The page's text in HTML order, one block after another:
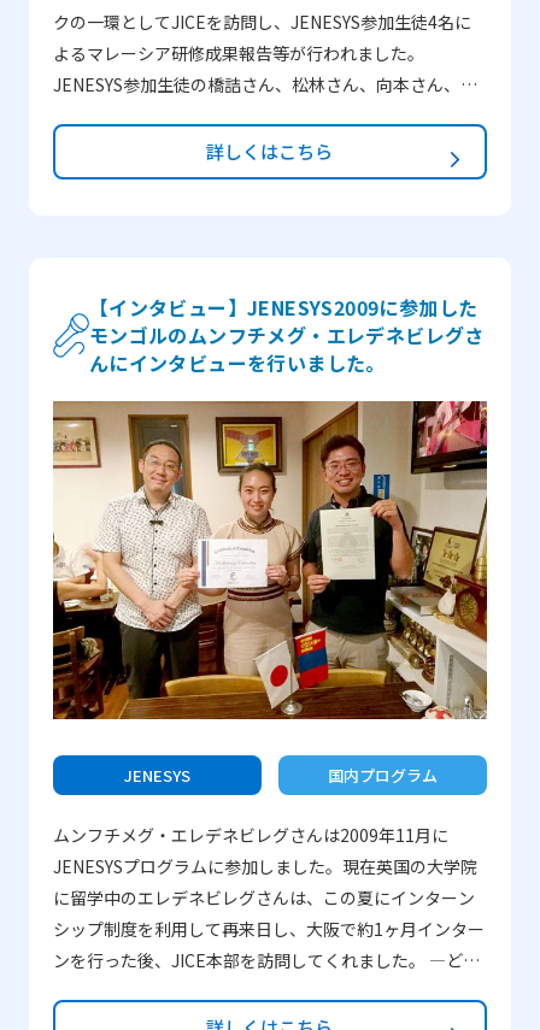
クの一環としてJICEを訪問し、JENESYS参加生徒4名に
よるマレーシア研修成果報告等が行われました。
JENESYS参加生徒の橋詰さん、松林さん、向本さん、柳
JENESYSに参加したのでしょうか？ 橋詰：学校が私たち
にJENESYSに参加するチャンスをくれたので、参加する
った時に学校でJENESYSのプログラムを知って参加した
いと思いました。 柳沢：自分の視野を広げるため、海外
プロジェクトに参加したいと考えたためです。また、日
本の伝統文化・ポップカルチャーなど日本の良い面を知
ってもらい、日本をもっと好きになってもらいたかった
からです。 ーJENESYSで一番印象に残っていることは何
ですか？ 橋詰：派遣先の学校の生徒と交流をした際、学
校の生徒がおみやげとして私たち一人一人にマレーシア
ならではのものをくれたことです。 向本：同年代の生徒
との交流が一番印象に残っています。マレーシアの生徒
は勉強に対する姿勢や新しい文化に対する好奇心が高
く、とても刺激を受けました。 松林：ホームステイで
す。一日だけの体験でしたが、マレーシアの有名なとこ
ろへ連れて行って下さったり、マレーシアの料理を食べ
した。また、一般的な生活をすることで、Pray
の決まり、食事の仕方、礼拝についてなどをたくさん学
べました。 柳沢：みそ汁をホストファミリーに紹介した
時に、興味を持って話を聞いてくれて、「今度作ろう
ね」とホストファミリーが話をしていたのをみた時、と
ても嬉しかったです。また、自分たちのプレゼンテーシ
詳しくはこちら
【インタビュー】JENESYS2009に参加した
モンゴルのムンフチメグ・エレデネビレグさ
んにインタビューを行いました。
JENESYS 国内プログラム
ムンフチメグ・エレデネビレグさんは2009年11月に
JENESYSプログラムに参加しました。現在英国の大学院
に留学中のエレデネビレグさんは、この夏にインターン
シップ制度を利用して再来日し、大阪で約1ヶ月インター
ンを行った後、JICE本部を訪問してくれました。 ―どう
は小学校に入学した頃から日本の文化や日本語に興味を